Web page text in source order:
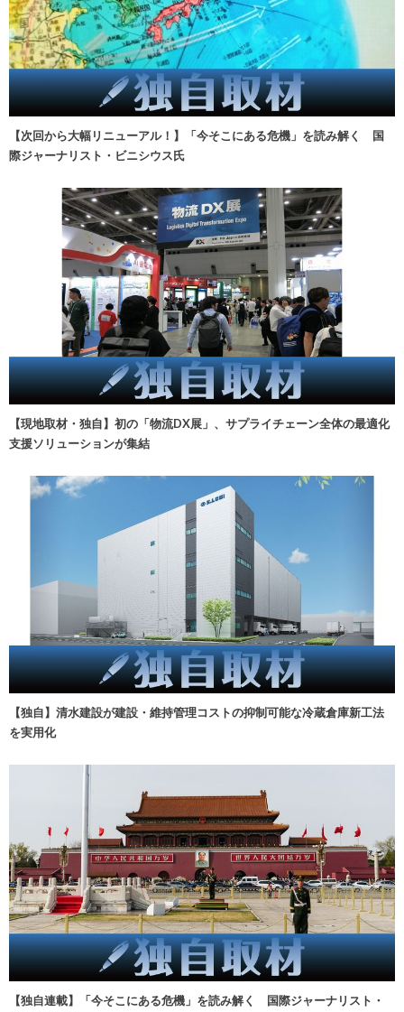
【次回から大幅リニューアル！】「今そこにある危機」を読み解く 国
際ジャーナリスト・ビニシウス氏
【現地取材・独自】初の「物流DX展」、サプライチェーン全体の最適化
支援ソリューションが集結
【独自】清水建設が建設・維持管理コストの抑制可能な冷蔵倉庫新工法
を実用化
【独自連載】「今そこにある危機」を読み解く 国際ジャーナリスト・